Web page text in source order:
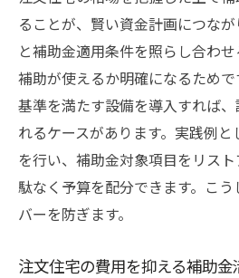
ることが、賢い資金計画につな
と補助金適用条件を照らし合わ
補助が使えるか明確になるため
基準を満たす設備を導入すれば
れるケースがあります。実践例
を行い、補助金対象項目をリス
駄なく予算を配分できます。こ
バーを防ぎます。
注文住宅の費用を抑える補助金